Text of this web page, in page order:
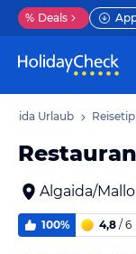
% Deals
Urlaub
Algaida/
100% 4,8 / 6